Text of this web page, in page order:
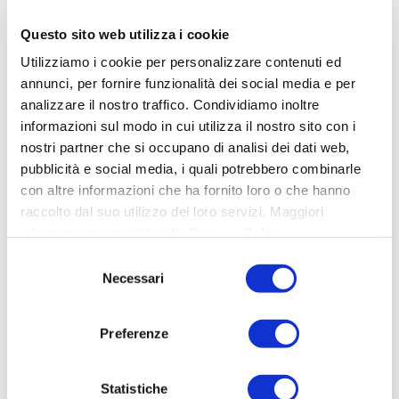
Questo sito web utilizza i cookie
Utilizziamo i cookie per personalizzare contenuti ed
annunci, per fornire funzionalità dei social media e per
analizzare il nostro traffico. Condividiamo inoltre
informazioni sul modo in cui utilizza il nostro sito con i
nostri partner che si occupano di analisi dei dati web,
pubblicità e social media, i quali potrebbero combinarle
con altre informazioni che ha fornito loro o che hanno
raccolto dal suo utilizzo dei loro servizi. Maggiori
Necessari
Preferenze
Statistiche
COMPILA ORA IL MODULO
agevolazioni attacco cyber BilancioSostenibile
perduto covid19 cyberattack cyber security